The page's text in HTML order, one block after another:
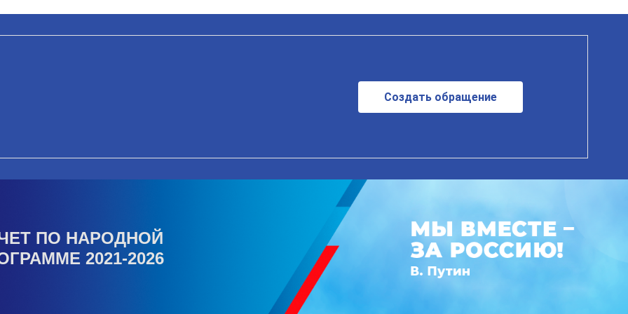
Создать обращение
ПО НАРОДНОЙ
2021-2026